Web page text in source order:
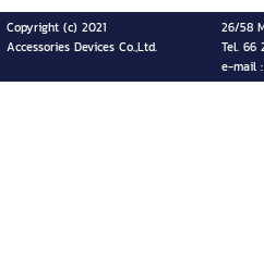
Copyright (c) 2021
26/58
Accessories Devices Co.,Ltd.
Tel. 66
e-mail :